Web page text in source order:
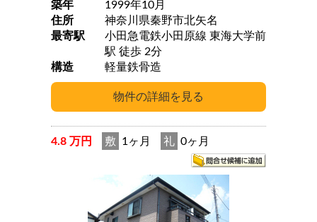
築年
1999年10月
住所
神奈川県秦野市北矢名
最寄駅
小田急電鉄小田原線 東海大学前
駅 徒歩 2分
構造
軽量鉄骨造
4.8 万円 敷 1ヶ月 礼 0ヶ月